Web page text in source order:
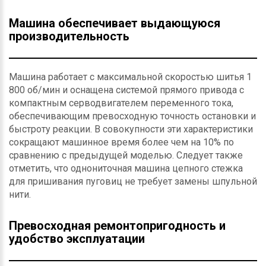
Машина обеспечивает выдающуюся
производительность
Машина работает с максимальной скоростью шитья 1
800 об/мин и оснащена системой прямого привода с
компактным серводвигателем переменного тока,
обеспечивающим превосходную точность остановки и
быстроту реакции. В совокупности эти характеристики
сокращают машинное время более чем на 10% по
сравнению с предыдущей моделью. Следует также
отметить, что однониточная машина цепного стежка
для пришивания пуговиц не требует замены шпульной
нити.
Превосходная ремонтопригодность и
удобство эксплуатации